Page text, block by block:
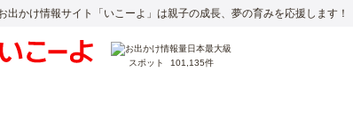
出かけ情報サイト「いこーよ」は親子の成長、夢の育みを応援します！
スポット 101,135件